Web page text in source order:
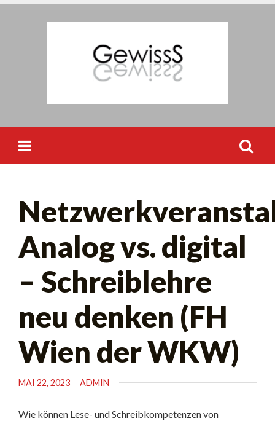
Skip
Analog vs. digital
– Schreiblehre
neu denken (FH
Wien der WKW)
MAI 22, 2023 ADMIN
Wie können Lese- und Schreibkompetenzen von